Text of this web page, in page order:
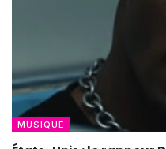
MUSIQUE